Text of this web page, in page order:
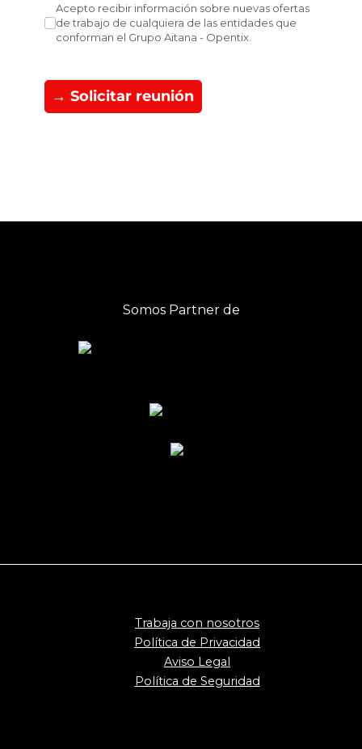
Acepto recibir información sobre nuevas ofertas de
Acepto recibir información sobre nuevas ofertas
de trabajo de cualquiera de las entidades que
conforman el Grupo Aitana - Opentix.
→ Solicitar reunión
Somos Partner de
Trabaja con nosotros
Política de Privacidad
Aviso Legal
Política de Seguridad